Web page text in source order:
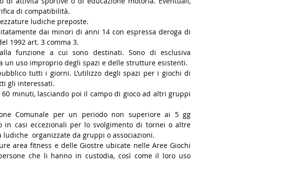
di compatibilità.
ludiche preposte.
dai minori di anni 14 con espressa deroga di
1992 art. 3 comma 3.
funzione a cui sono destinati. Sono di esclusiva
un uso improprio degli spazi e delle strutture esistenti.
tutti i giorni. L’utilizzo degli spazi per i giochi di
gli interessati.
minuti, lasciando poi il campo di gioco ad altri gruppi
Comunale per un periodo non superiore ai 5 gg
in casi eccezionali per lo svolgimento di tornei o altre
organizzate da gruppi o associazioni.
area fitness e delle Giostre ubicate nelle Aree Giochi
che li hanno in custodia, così come il loro uso